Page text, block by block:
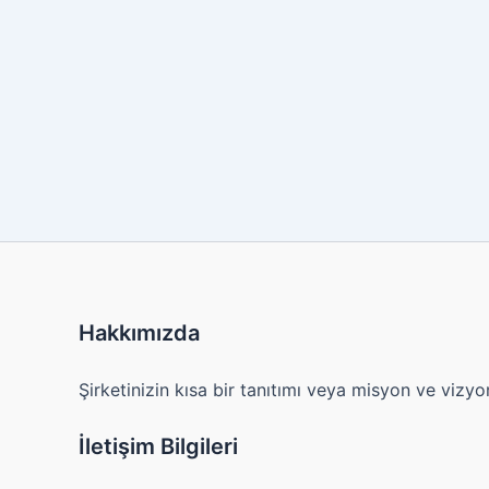
Hakkımızda
Şirketinizin kısa bir tanıtımı veya misyon ve
İletişim Bilgileri